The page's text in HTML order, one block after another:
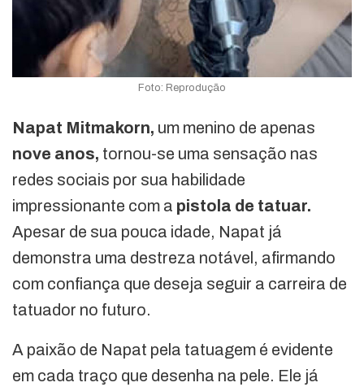
Foto: Reprodução
Napat Mitmakorn, um menino de apenas
nove anos, tornou-se uma sensação nas
redes sociais por sua habilidade
impressionante com a pistola de tatuar.
Apesar de sua pouca idade, Napat já
demonstra uma destreza notável, afirmando
com confiança que deseja seguir a carreira de
tatuador no futuro.
A paixão de Napat pela tatuagem é evidente
em cada traço que desenha na pele. Ele já